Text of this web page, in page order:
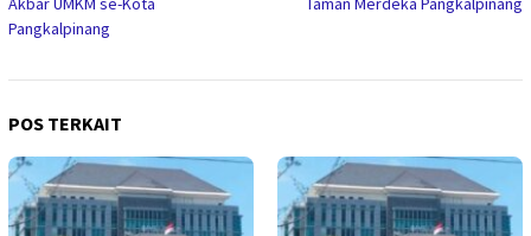
Pangkalpinang
POS TERKAIT